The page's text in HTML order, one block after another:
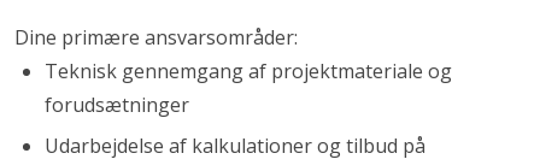
Dine primære ansvarsområder:
Teknisk gennemgang af projektmateriale og
forudsætninger
Udarbejdelse af kalkulationer og tilbud på